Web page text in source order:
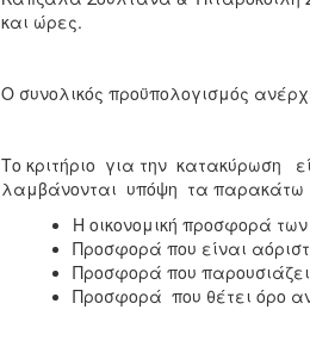
και ώρες.
Ο συνολικός προϋπολογισμός
Το κριτήριο για την κατακύρωση
λαμβάνονται υπόψη τα παρακάτω
Η οικονομική προσφορά
Προσφορά που είναι
Προσφορά που
Προσφορά που θέτει όρο